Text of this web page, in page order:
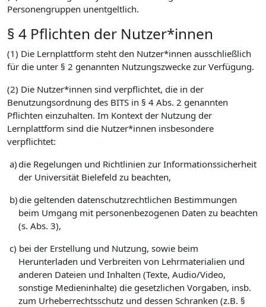
Personengruppen unentgeltlich.
§ 4 Pflichten der Nutzer*innen
(1) Die Lernplattform steht den Nutzer*innen ausschließlich
für die unter § 2 genannten Nutzungszwecke zur Verfügung.
(2) Die Nutzer*innen sind verpflichtet, die in der
Benutzungsordnung des BITS in § 4 Abs. 2 genannten
Pflichten einzuhalten. Im Kontext der Nutzung der
Lernplattform sind die Nutzer*innen insbesondere
verpflichtet:
a)die Regelungen und Richtlinien zur Informationssicherheit
der Universität Bielefeld zu beachten,
b)die geltenden datenschutzrechtlichen Bestimmungen
beim Umgang mit personenbezogenen Daten zu beachten
(s. Abs. 3),
c) bei der Erstellung und Nutzung, sowie beim
Herunterladen und Verbreiten von Lehrmaterialien und
anderen Dateien und Inhalten (Texte, Audio/Video,
sonstige Medieninhalte) die gesetzlichen Vorgaben, insb.
zum Urheberrechtsschutz und dessen Schranken (z.B. §